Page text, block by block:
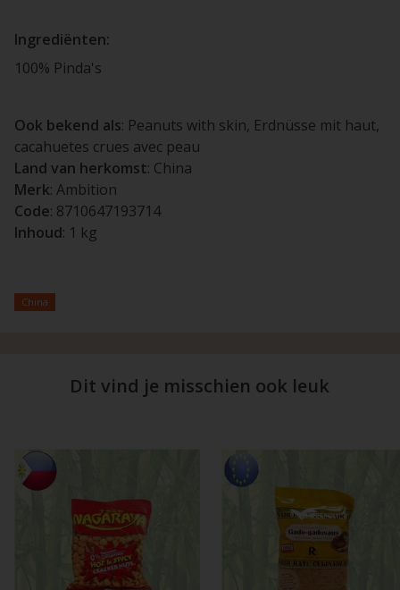
Ingrediënten:
100% Pinda's
Ook bekend als: Peanuts with skin, Erdnüsse mit haut,
cacahuetes crues avec peau
Land van herkomst: China
Merk: Ambition
Code: 8710647193714
Inhoud: 1 kg
China
Dit vind je misschien ook leuk